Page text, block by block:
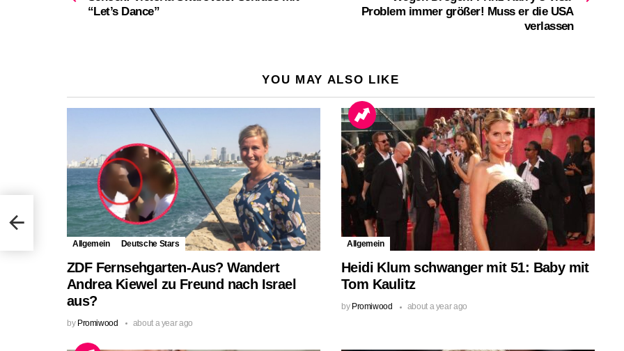
“Let’s Dance”
Problem immer größer! Muss er die USA
verlassen
YOU MAY ALSO LIKE
Allgemein Deutsche Stars
ZDF Fernsehgarten-Aus? Wandert
Andrea Kiewel zu Freund nach Israel
aus?
by Promiwood about a year ago
Allgemein
Heidi Klum schwanger mit 51: Baby mit
Tom Kaulitz
by Promiwood about a year ago